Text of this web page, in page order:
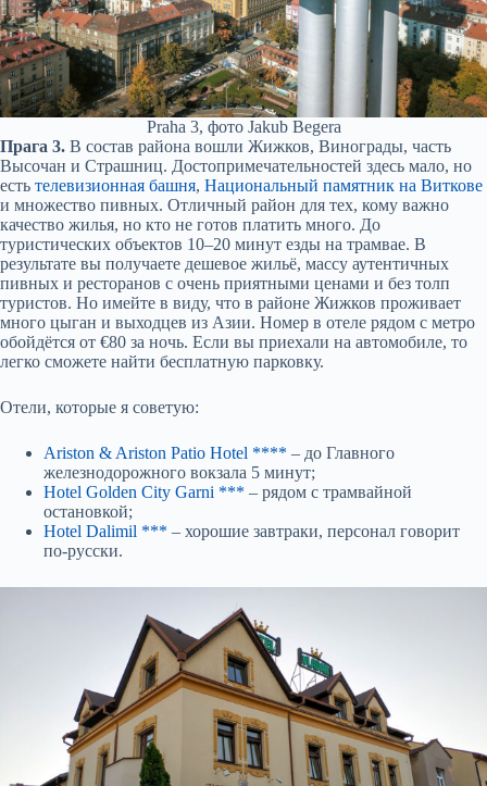
Praha 3, фото Jakub Begera
Прага 3. В состав района вошли Жижков, Винограды, часть
Высочан и Страшниц. Достопримечательностей здесь мало, но
есть телевизионная башня, Национальный памятник на Виткове
и множество пивных. Отличный район для тех, кому важно
качество жилья, но кто не готов платить много. До
туристических объектов 10–20 минут езды на трамвае. В
результате вы получаете дешевое жильё, массу аутентичных
пивных и ресторанов с очень приятными ценами и без толп
туристов. Но имейте в виду, что в районе Жижков проживает
много цыган и выходцев из Азии. Номер в отеле рядом с метро
обойдётся от €80 за ночь. Если вы приехали на автомобиле, то
легко сможете найти бесплатную парковку.
Отели, которые я советую:
Ariston & Ariston Patio Hotel **** – до Главного
железнодорожного вокзала 5 минут;
Hotel Golden City Garni *** – рядом с трамвайной
остановкой;
Hotel Dalimil *** – хорошие завтраки, персонал говорит
по-русски.